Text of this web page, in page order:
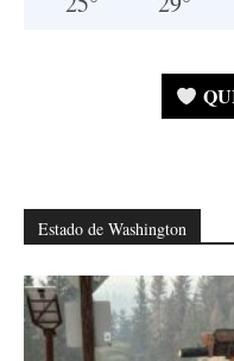
Estado de Washington